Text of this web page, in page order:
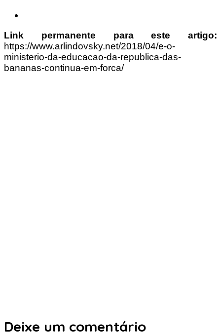
Link permanente para este artigo:
https://www.arlindovsky.net/2018/04/e-o-
ministerio-da-educacao-da-republica-das-
bananas-continua-em-forca/
Deixe um comentário